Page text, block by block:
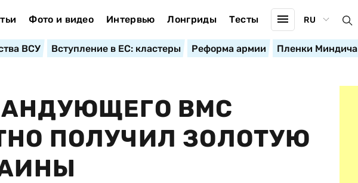
Фото и видео Интервью Лонгриды Тесты RU
ВСУ Вступление в ЕС: кластеры Реформа армии Пленки Миндича
ВМС
ПОЛУЧИЛ ЗОЛОТУЮ